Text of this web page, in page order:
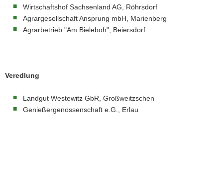
Wirtschaftshof Sachsenland AG, Röhrsdorf
Agrargesellschaft Ansprung mbH, Marienberg
Agrarbetrieb "Am Bieleboh", Beiersdorf
Veredlung
Landgut Westewitz GbR, Großweitzschen
Genießergenossenschaft e.G., Erlau